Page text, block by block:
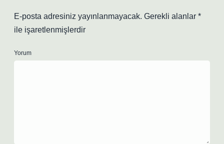
E-posta adresiniz yayınlanmayacak. Gerekli alanlar *
ile işaretlenmişlerdir
Yorum